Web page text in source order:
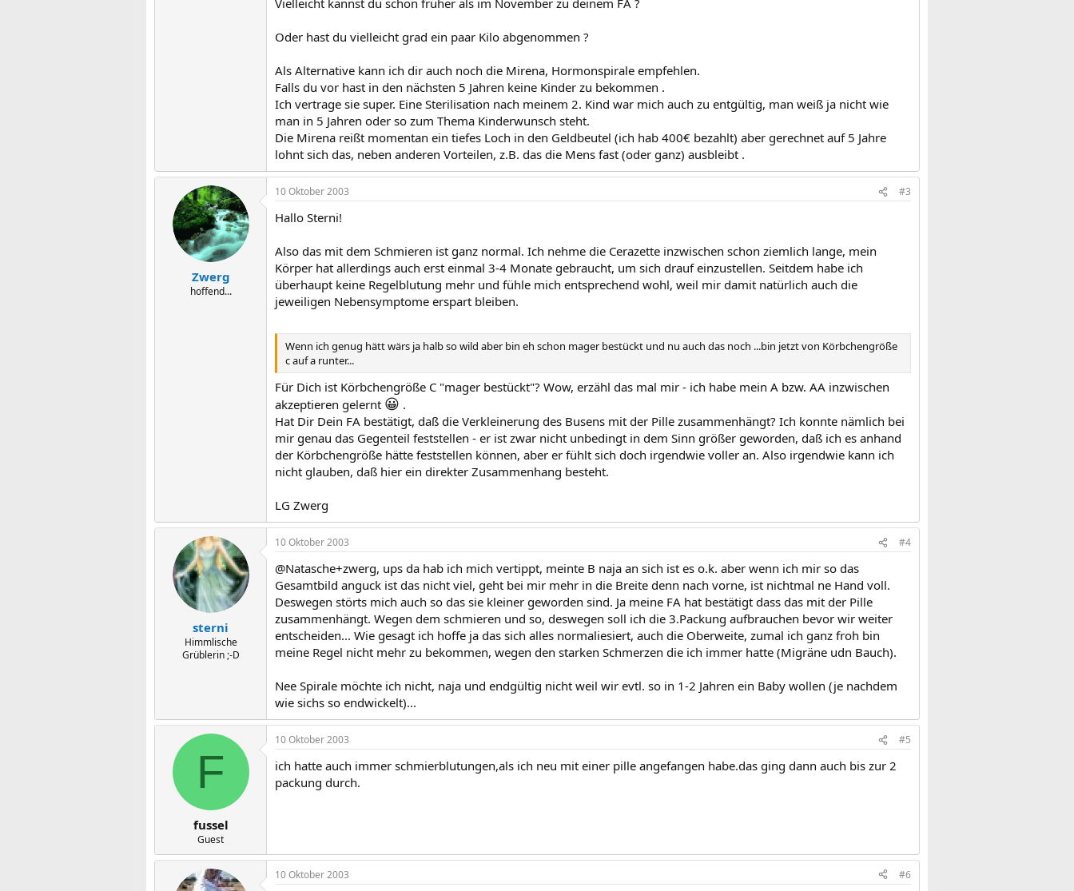
Vielleicht kannst du schon früher als im November zu deinem FA ?
Oder hast du vielleicht grad ein paar Kilo abgenommen ?
Als Alternative kann ich dir auch noch die Mirena, Hormonspirale empfehlen.
Falls du vor hast in den nächsten 5 Jahren keine Kinder zu bekommen .
Ich vertrage sie super. Eine Sterilisation nach meinem 2. Kind war mich auch zu entgültig, man weiß ja nicht wie
man in 5 Jahren oder so zum Thema Kinderwunsch steht.
Die Mirena reißt momentan ein tiefes Loch in den Geldbeutel (ich hab 400€ bezahlt) aber gerechnet auf 5 Jahre
lohnt sich das, neben anderen Vorteilen, z.B. das die Mens fast (oder ganz) ausbleibt .
Zwerg
hoffend...
10 Oktober 2003 #3
Hallo Sterni!
Also das mit dem Schmieren ist ganz normal. Ich nehme die Cerazette inzwischen schon ziemlich lange, mein
Körper hat allerdings auch erst einmal 3-4 Monate gebraucht, um sich drauf einzustellen. Seitdem habe ich
überhaupt keine Regelblutung mehr und fühle mich entsprechend wohl, weil mir damit natürlich auch die
jeweiligen Nebensymptome erspart bleiben.
Wenn ich genug hätt wärs ja halb so wild aber bin eh schon mager bestückt und nu auch das noch ...bin jetzt von Körbchengröße
c auf a runter...
Für Dich ist Körbchengröße C "mager bestückt"? Wow, erzähl das mal mir - ich habe mein A bzw. AA inzwischen
akzeptieren gelernt 😀 .
Hat Dir Dein FA bestätigt, daß die Verkleinerung des Busens mit der Pille zusammenhängt? Ich konnte nämlich bei
mir genau das Gegenteil feststellen - er ist zwar nicht unbedingt in dem Sinn größer geworden, daß ich es anhand
der Körbchengröße hätte feststellen können, aber er fühlt sich doch irgendwie voller an. Also irgendwie kann ich
nicht glauben, daß hier ein direkter Zusammenhang besteht.
LG Zwerg
sterni
Himmlische
Grüblerin ;-D
10 Oktober 2003 #4
@Natasche+zwerg, ups da hab ich mich vertippt, meinte B naja an sich ist es o.k. aber wenn ich mir so das
Gesamtbild anguck ist das nicht viel, geht bei mir mehr in die Breite denn nach vorne, ist nichtmal ne Hand voll.
Deswegen störts mich auch so das sie kleiner geworden sind. Ja meine FA hat bestätigt dass das mit der Pille
zusammenhängt. Wegen dem schmieren und so, deswegen soll ich die 3.Packung aufbrauchen bevor wir weiter
entscheiden... Wie gesagt ich hoffe ja das sich alles normaliesiert, auch die Oberweite, zumal ich ganz froh bin
meine Regel nicht mehr zu bekommen, wegen den starken Schmerzen die ich immer hatte (Migräne udn Bauch).
Nee Spirale möchte ich nicht, naja und endgültig nicht weil wir evtl. so in 1-2 Jahren ein Baby wollen (je nachdem
wie sichs so endwickelt)...
F
fussel
Guest
10 Oktober 2003 #5
ich hatte auch immer schmierblutungen,als ich neu mit einer pille angefangen habe.das ging dann auch bis zur 2
packung durch.
10 Oktober 2003 #6